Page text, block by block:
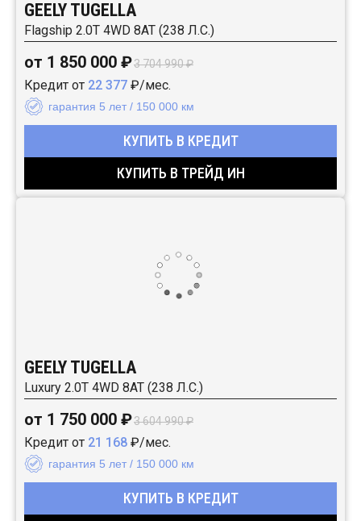
GEELY TUGELLA
Flagship 2.0T 4WD 8AT (238 Л.С.)
от 1 850 000 ₽3 704 990 ₽
Кредит от 22 377 ₽/мес.
гарантия 5 лет / 150 000 км
КУПИТЬ В КРЕДИТ
КУПИТЬ В ТРЕЙД ИН
GEELY TUGELLA
Luxury 2.0T 4WD 8AT (238 Л.С.)
от 1 750 000 ₽3 604 990 ₽
Кредит от 21 168 ₽/мес.
гарантия 5 лет / 150 000 км
КУПИТЬ В КРЕДИТ